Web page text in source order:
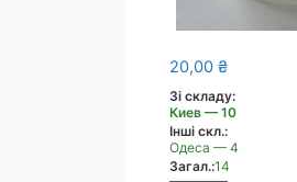
20,00 ₴
Зі складу:
Киев — 10
Інші скл.:
Одеса — 4
Загал.:14